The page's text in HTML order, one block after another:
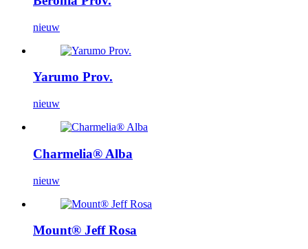
nieuw
Yarumo Prov.
nieuw
Charmelia® Alba
nieuw
Mount® Jeff Rosa